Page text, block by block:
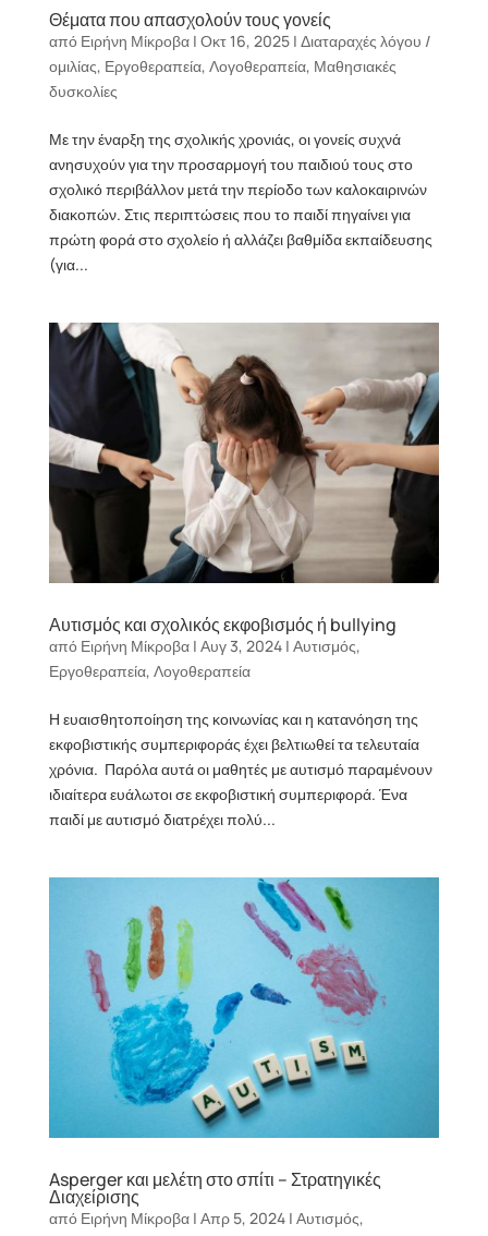
Θέματα που απασχολούν τους γονείς
από Ειρήνη Μίκροβα| Οκτ 16, 2025| Διαταραχές λόγου /
ομιλίας, Εργοθεραπεία, Λογοθεραπεία, Μαθησιακές
δυσκολίες
Με την έναρξη της σχολικής χρονιάς, οι γονείς συχνά
ανησυχούν για την προσαρμογή του παιδιού τους στο
σχολικό περιβάλλον μετά την περίοδο των καλοκαιρινών
διακοπών. Στις περιπτώσεις που το παιδί πηγαίνει για
πρώτη φορά στο σχολείο ή αλλάζει βαθμίδα εκπαίδευσης
(για...
Αυτισμός και σχολικός εκφοβισμός ή bullying
από Ειρήνη Μίκροβα| Αυγ 3, 2024| Αυτισμός,
Εργοθεραπεία, Λογοθεραπεία
Η ευαισθητοποίηση της κοινωνίας και η κατανόηση της
εκφοβιστικής συμπεριφοράς έχει βελτιωθεί τα τελευταία
χρόνια. Παρόλα αυτά οι μαθητές με αυτισμό παραμένουν
ιδιαίτερα ευάλωτοι σε εκφοβιστική συμπεριφορά. Ένα
παιδί με αυτισμό διατρέχει πολύ...
Asperger και μελέτη στο σπίτι – Στρατηγικές
Διαχείρισης
από Ειρήνη Μίκροβα| Απρ 5, 2024| Αυτισμός,